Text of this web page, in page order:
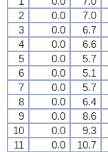
2
0.0 7.0
3
0.0 6.7
4
0.0 6.6
5
0.0 5.7
6
0.0 5.1
7
0.0 5.7
8
0.0 6.4
9
0.0 8.6
10
0.0 9.3
11
0.0 10.7